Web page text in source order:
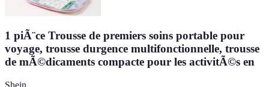
1 piÃ¨ce Trousse de premiers soins portable pour
voyage, trousse durgence multifonctionnelle, trousse
de mÃ©dicaments compacte pour les activitÃ©s en
Shein